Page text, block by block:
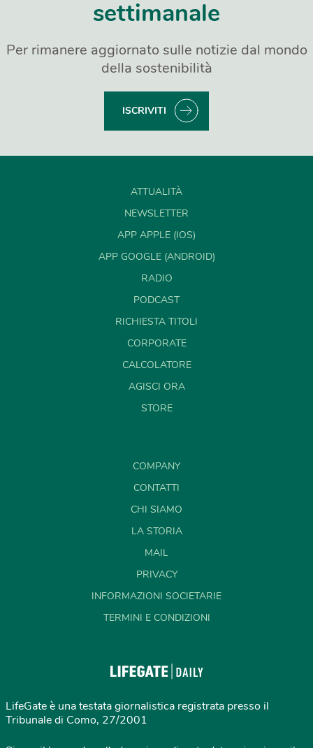
settimanale
Per rimanere aggiornato sulle notizie dal mondo
della sostenibilità
ISCRIVITI
ATTUALITÀ
NEWSLETTER
APP APPLE (IOS)
APP GOOGLE (ANDROID)
RADIO
PODCAST
RICHIESTA TITOLI
CORPORATE
CALCOLATORE
AGISCI ORA
STORE
COMPANY
CONTATTI
CHI SIAMO
LA STORIA
MAIL
PRIVACY
INFORMAZIONI SOCIETARIE
TERMINI E CONDIZIONI
LifeGate è una testata giornalistica registrata presso il
Tribunale di Como, 27/2001